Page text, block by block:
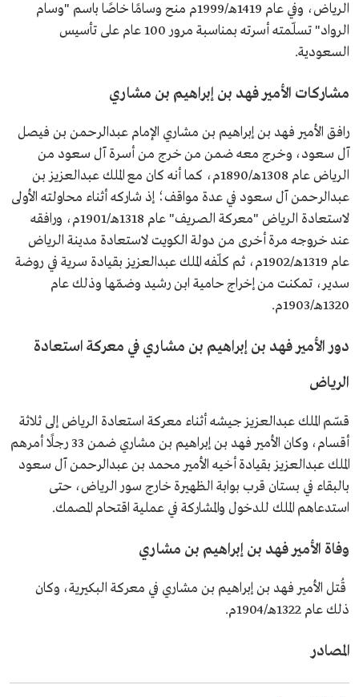
تاريخ الوفاة
1904م.
المشاركات
رافق الإمام عبدالرحمن بن فيصل آل سعود وخرج معه في
توحيد السعودية.
الرياض، وفي عام 1419هـ/1999م منح وسامًا خاصًا باسم "وسام
الرواد" تسلّمته أسرته بمناسبة مرور 100 عام على تأسيس
السعودية.
مشاركات الأمير فهد بن إبراهيم بن مشاري
رافق الأمير فهد بن إبراهيم بن مشاري الإمام عبدالرحمن بن فيصل
آل سعود، وخرج معه ضمن من خرج من أسرة آل سعود من
الرياض عام 1308هـ/1890م، كما أنه كان مع الملك عبدالعزيز بن
عبدالرحمن آل سعود في عدة مواقف؛ إذ شاركه أثناء محاولته الأولى
لاستعادة الرياض "معركة الصريف" عام 1318هـ/1901م، ورافقه
عند خروجه مرة أخرى من دولة الكويت لاستعادة مدينة الرياض
عام 1319هـ/1902م، ثم كلّفه الملك عبدالعزيز بقيادة سرية في روضة
سدير، تمكنت من إخراج حامية ابن رشيد وضمّها وذلك عام
1320هـ/1903م.
دور الأمير فهد بن إبراهيم بن مشاري في معركة استعادة
الرياض
قسّم الملك عبدالعزيز جيشه أثناء معركة استعادة الرياض إلى ثلاثة
أقسام، وكان الأمير فهد بن إبراهيم بن مشاري ضمن 33 رجلًا أمرهم
الملك عبدالعزيز بقيادة أخيه الأمير محمد بن عبدالرحمن آل سعود
بالبقاء في بستان قرب بوابة الظهيرة خارج سور الرياض، حتى
استدعاهم الملك للدخول والمشاركة في عملية اقتحام المصمك.
وفاة الأمير فهد بن إبراهيم بن مشاري
قُتل الأمير فهد بن إبراهيم بن مشاري في معركة البكيرية، وكان
ذلك عام 1322هـ/1904م.
المصادر